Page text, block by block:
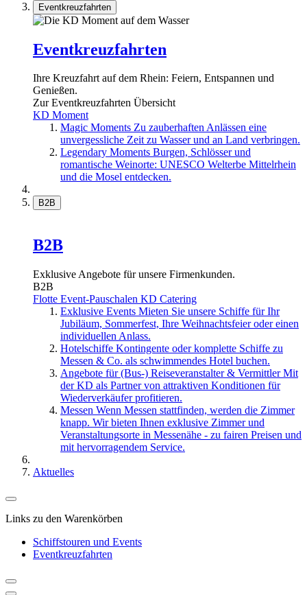
Eventkreuzfahrten
Eventkreuzfahrten
Ihre Kreuzfahrt auf dem Rhein: Feiern, Entspannen und
Genießen.
Zur Eventkreuzfahrten Übersicht
KD Moment
Magic Moments Zu zauberhaften Anlässen eine
unvergessliche Zeit zu Wasser und an Land verbringen.
Legendary Moments Burgen, Schlösser und
romantische Weinorte: UNESCO Welterbe Mittelrhein
und die Mosel entdecken.
B2B
B2B
Exklusive Angebote für unsere Firmenkunden.
B2B
Flotte Event-Pauschalen KD Catering
Exklusive Events Mieten Sie unsere Schiffe für Ihr
Jubiläum, Sommerfest, Ihre Weihnachtsfeier oder einen
individuellen Anlass.
Hotelschiffe Kontingente oder komplette Schiffe zu
Messen & Co. als schwimmendes Hotel buchen.
Angebote für (Bus-) Reiseveranstalter & Vermittler Mit
der KD als Partner von attraktiven Konditionen für
Wiederverkäufer profitieren.
Messen Wenn Messen stattfinden, werden die Zimmer
knapp. Wir bieten Ihnen exklusive Zimmer und
Veranstaltungsorte in Messenähe - zu fairen Preisen und
mit hervorragendem Service.
Aktuelles
Links zu den Warenkörben
Schiffstouren und Events
Eventkreuzfahrten